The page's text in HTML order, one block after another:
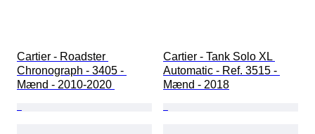
Cartier - Roadster
Chronograph - 3405 -
Mænd - 2010-2020
Cartier - Tank Solo XL
Automatic - Ref. 3515 -
Mænd - 2018